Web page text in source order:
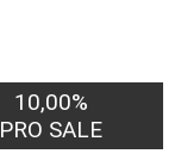
10,00%
PRO SALE